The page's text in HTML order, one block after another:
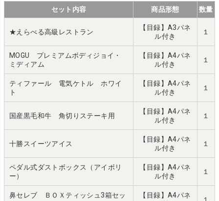
セット内容 商品形態 数量
★えらべる高級レストラン
【目録】A3パネ
ル付き
１
MOGU プレミアムボディジョイ・
ミディアム
【目録】A4パネ
ル付き
１
ティファール 電気ケトル ホワイ
ト
【目録】A4パネ
ル付き
１
国産黒毛和牛 角切りステーキ用
【目録】A4パネ
ル付き
１
十勝スイーツアイス
【目録】A4パネ
ル付き
１
ペダル式ダストボックス（アイボリ
ー）
【目録】A4パネ
ル付き
１
鼻セレブ ＢＯＸティッシュ3箱セッ
【目録】A4パネ
１